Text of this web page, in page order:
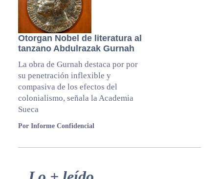
Otorgan Nobel de literatura al
tanzano Abdulrazak Gurnah
La obra de Gurnah destaca por por
su penetración inflexible y
compasiva de los efectos del
colonialismo, señala la Academia
Sueca
Por Informe Confidencial
Primary